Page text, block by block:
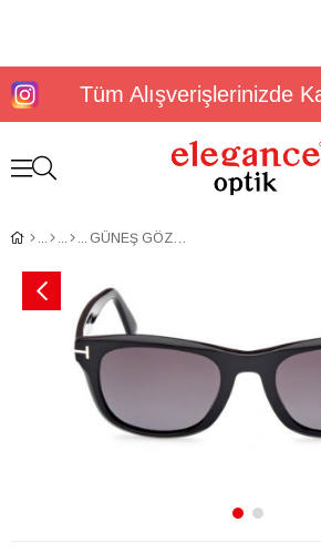
Tüm Alışverişlerinizde
GÜNEŞ GÖZLÜĞÜ TOMFORD FT10765401B